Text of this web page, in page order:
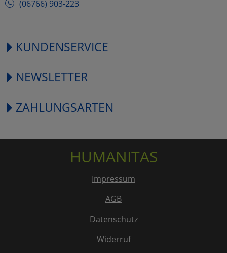
(06766) 903-223
KUNDENSERVICE
NEWSLETTER
ZAHLUNGSARTEN
HUMANITAS
Impressum
AGB
Datenschutz
Widerruf